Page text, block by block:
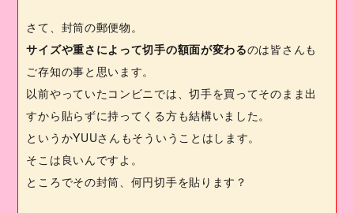
さて、封筒の郵便物。
サイズや重さによって切手の額面が変わるのは皆さんも
ご存知の事と思います。
以前やっていたコンビニでは、切手を買ってそのまま出
すから貼らずに持ってくる方も結構いました。
というかYUUさんもそういうことはします。
そこは良いんですよ。
ところでその封筒、何円切手を貼ります？